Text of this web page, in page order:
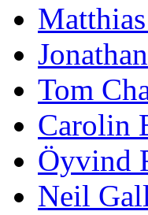
Tom
Carolin
Öyvind
Neil Gall